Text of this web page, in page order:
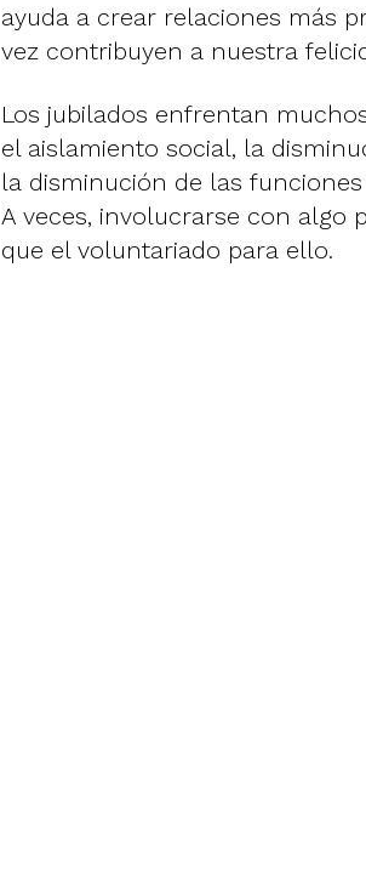
ayuda a crear relaciones más
vez contribuyen a nuestra
Los jubilados enfrentan
el aislamiento social, la
la disminución de las
A veces, involucrarse con algo
que el voluntariado para ello.